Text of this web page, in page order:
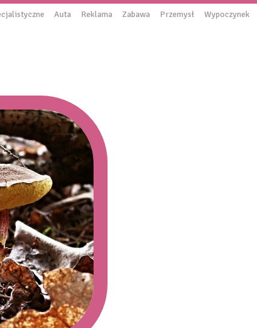
Auta Reklama Zabawa Przemysł Wypoczynek